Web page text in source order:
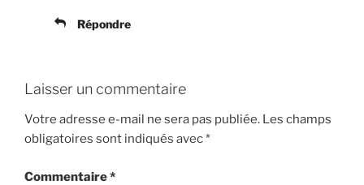
Répondre
Laisser un commentaire
Votre adresse e-mail ne sera pas publiée. Les champs
obligatoires sont indiqués avec*
Commentaire*